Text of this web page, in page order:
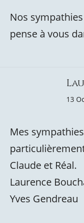
Nos
pense à vous
13
Mes
Claude et Réal.
Laurence
Yves Gendreau